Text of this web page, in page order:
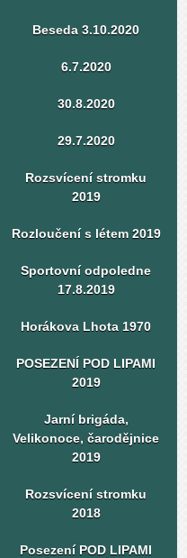
Beseda 3.10.2020
6.7.2020
30.8.2020
29.7.2020
Rozsvícení stromku
2019
Rozloučení s létem 2019
Sportovní odpoledne
17.8.2019
Horákova Lhota 1970
POSEZENÍ POD LIPAMI
2019
Jarní brigáda,
Velikonoce, čarodějnice
2019
Rozsvícení stromku
2018
Posezení POD LIPAMI